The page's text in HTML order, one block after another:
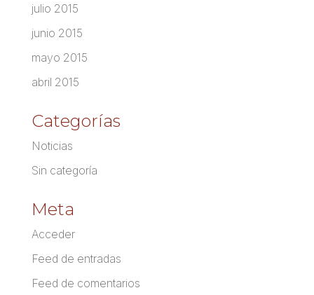
julio 2015
junio 2015
mayo 2015
abril 2015
Categorías
Noticias
Sin categoría
Meta
Acceder
Feed de entradas
Feed de comentarios